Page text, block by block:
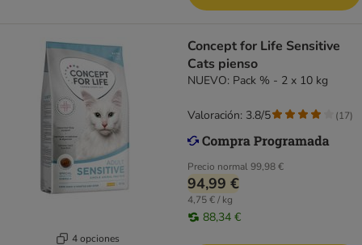
4 opciones
Concept for Life Sensitive
Cats pienso
NUEVO: Pack % - 2 x 10 kg
Precio normal99,98 €
94,99 €
4,75 € / kg
88,34 €
Valoración: 3.8/5 (17)